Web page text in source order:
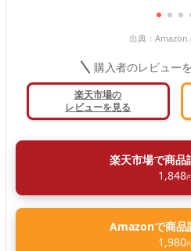
出典：
購入者のレビュー
楽天市場の
レビューを見る
楽天市場で商品
1,848円
Amazonで商品
1,980円